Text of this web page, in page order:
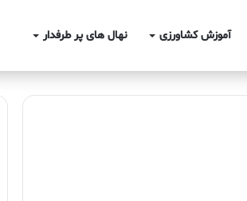
آموزش کشاورزی نهال های پر طرفدار